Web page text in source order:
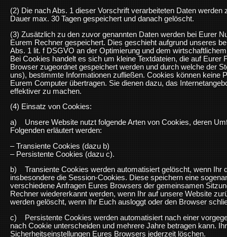
(2) Die nach Abs. 1 dieser Vorschrift verarbeiteten Daten werden
Dauer max. 30 Tagen gespeichert und danach gelöscht.
(3) Zusätzlich zu den zuvor genannten Daten werden bei Eurer
Eurem Rechner gespeichert. Dies geschieht aufgrund unseres
Abs. 1 lit. f DSGVO an der Optimierung und dem
Bei Cookies handelt es sich um kleine Textdateien, die auf Eurer
Browser zugeordnet gespeichert werden und durch welche der
uns), bestimmte Informationen zufließen. Cookies können keine
Eurem Computer übertragen. Sie dienen dazu, das
effektiver zu machen.
(4) Einsatz von Cookies:
a) Unsere Website nutzt folgende Arten von Cookies, deren
Folgenden erläutert werden:
– Transiente Cookies (dazu b)
– Persistente Cookies (dazu c).
b) Transiente Cookies werden automatisiert gelöscht, wenn Ihr
insbesondere die Session-Cookies. Diese speichern eine
verschiedene Anfragen Eures Browsers der gemeinsamen
Rechner wiedererkannt werden, wenn Ihr auf unsere Website
werden gelöscht, wenn Ihr Euch ausloggt oder den Browser
c) Persistente Cookies werden automatisiert nach einer
nach Cookie unterscheiden und mehrere Jahre betragen kann.
Sicherheitseinstellungen Eures Browsers jederzeit löschen.